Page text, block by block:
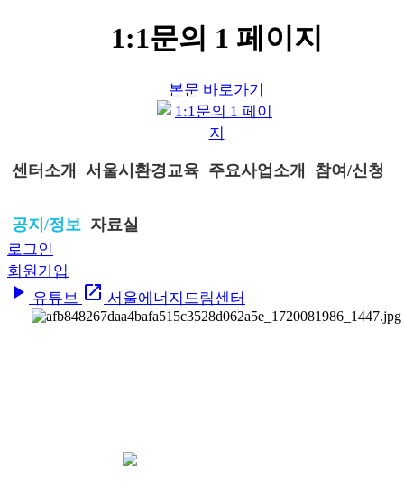
1:1문의 1 페이지
본문 바로가기
센터소개 서울시환경교육 주요사업소개 참여/신청
공지/정보 자료실
로그인
회원가입
play_arrow 유튜브 open_in_new 서울에너지드림센터